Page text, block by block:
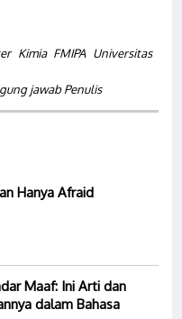
Kimia FMIPA Universitas
jawab Penulis
Hanya Afraid
Maaf: Ini Arti dan
dalam Bahasa